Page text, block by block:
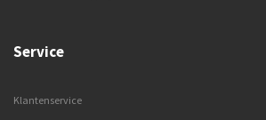
Service
Klantenservice